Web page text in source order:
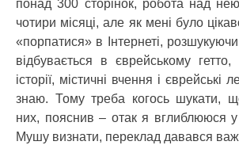
понад 300 сторінок, робота над
чотири місяці, але як мені було
«порпатися» в Інтернеті,
відбувається в єврейському гетто,
історії, містичні вчення і єврейські
знаю. Тому треба когось шукати,
них, пояснив – отак я вглиблююся у
Мушу визнати, переклад давався